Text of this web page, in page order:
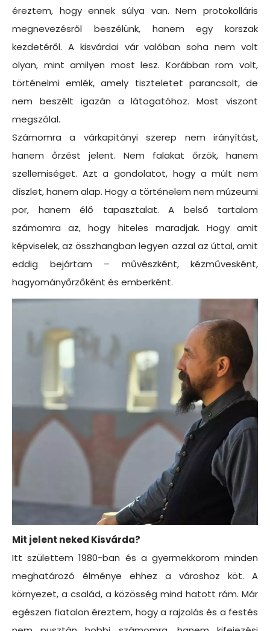
éreztem, hogy ennek súlya van. Nem protokolláris
megnevezésről beszélünk, hanem egy korszak
kezdetéről. A kisvárdai vár valóban soha nem volt
olyan, mint amilyen most lesz. Korábban rom volt,
történelmi emlék, amely tiszteletet parancsolt, de
nem beszélt igazán a látogatóhoz. Most viszont
megszólal.
Számomra a várkapitányi szerep nem irányítást,
hanem őrzést jelent. Nem falakat őrzök, hanem
szellemiséget. Azt a gondolatot, hogy a múlt nem
díszlet, hanem alap. Hogy a történelem nem múzeumi
por, hanem élő tapasztalat. A belső tartalom
számomra az, hogy hiteles maradjak. Hogy amit
képviselek, az összhangban legyen azzal az úttal, amit
eddig bejártam – művészként, kézművesként,
hagyományőrzőként és emberként.
Mit jelent neked Kisvárda?
Itt születtem 1980-ban és a gyermekkorom minden
meghatározó élménye ehhez a városhoz köt. A
környezet, a család, a közösség mind hatott rám. Már
egészen fiatalon éreztem, hogy a rajzolás és a festés